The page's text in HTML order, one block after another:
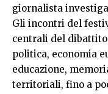
giornalista
Gli incontri del
centrali del dibattito
politica, economia
educazione,
territoriali, fino a